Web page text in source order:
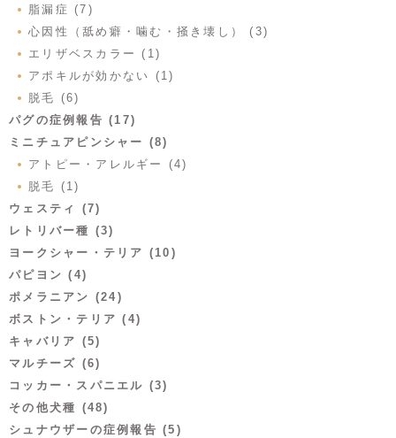
脂漏症 (7)
心因性（舐め癖・噛む・掻き壊し） (3)
エリザベスカラー (1)
アポキルが効かない (1)
脱毛 (6)
パグの症例報告 (17)
ミニチュアピンシャー (8)
アトピー・アレルギー (4)
脱毛 (1)
ウェスティ (7)
レトリバー種 (3)
ヨークシャー・テリア (10)
パピヨン (4)
ポメラニアン (24)
ボストン・テリア (4)
キャバリア (5)
マルチーズ (6)
コッカー・スパニエル (3)
その他犬種 (48)
シュナウザーの症例報告 (5)